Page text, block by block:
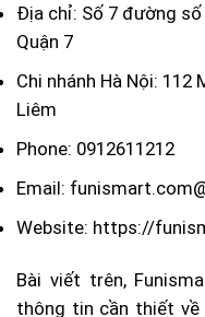
Địa chỉ: Số 7 đường số
Quận 7
Chi nhánh Hà Nội: 112
Liêm
Phone: 0912611212
Email:
Website: https://
Bài viết trên,
thông tin cần thiết về